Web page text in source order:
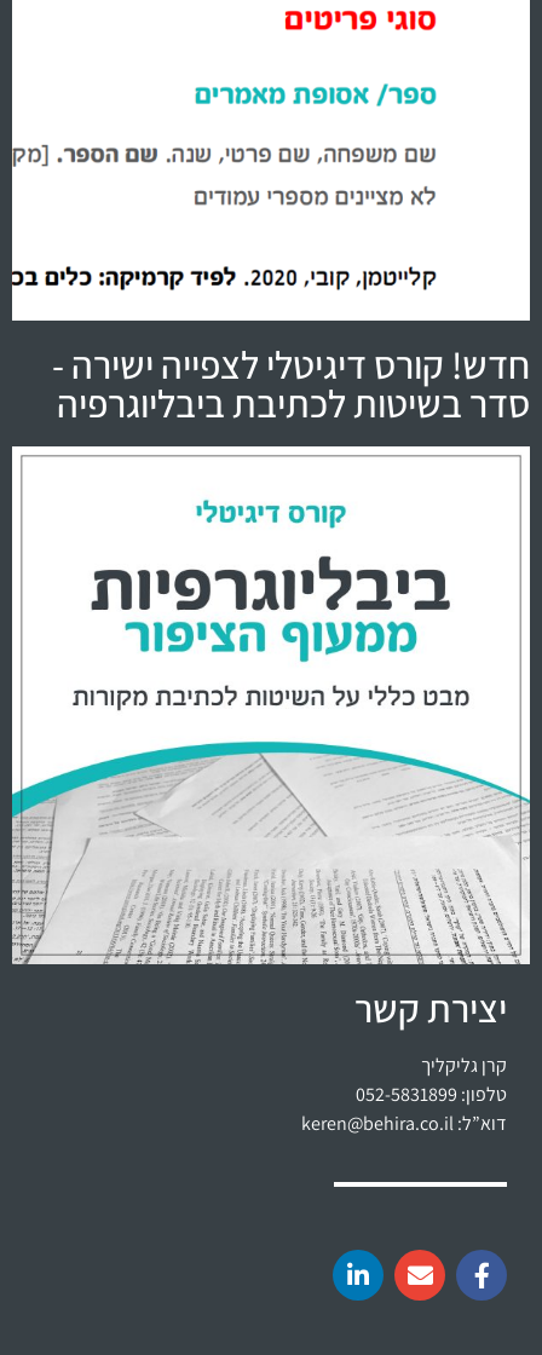
חדש! קורס דיגיטלי לצפייה ישירה -
סדר בשיטות לכתיבת ביבליוגרפיה
יצירת קשר
קרן גליקליך
טלפון: 052-5831899
דוא”ל:keren@behira.co.il